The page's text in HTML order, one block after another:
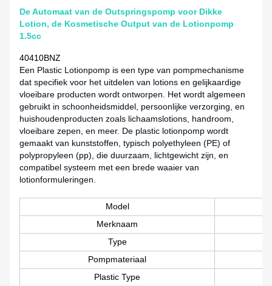
De Automaat van de Outspringspomp voor Dikke
Lotion, de Kosmetische Output van de Lotionpomp
1.5cc
40410BNZ
Een Plastic Lotionpomp is een type van pompmechanisme
dat specifiek voor het uitdelen van lotions en gelijkaardige
vloeibare producten wordt ontworpen. Het wordt algemeen
gebruikt in schoonheidsmiddel, persoonlijke verzorging, en
huishoudenproducten zoals lichaamslotions, handroom,
vloeibare zepen, en meer. De plastic lotionpomp wordt
gemaakt van kunststoffen, typisch polyethyleen (PE) of
polypropyleen (pp), die duurzaam, lichtgewicht zijn, en
compatibel systeem met een brede waaier van
lotionformuleringen.
Model
Merknaam
Type
Pompmateriaal
Plastic Type